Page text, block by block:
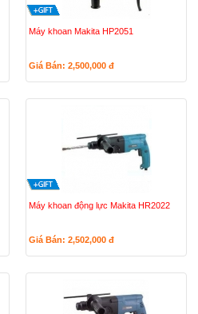
Máy khoan Makita HP2051
Giá Bán: 2,500,000 đ
Máy khoan động lực Makita HR2022
Giá Bán: 2,502,000 đ